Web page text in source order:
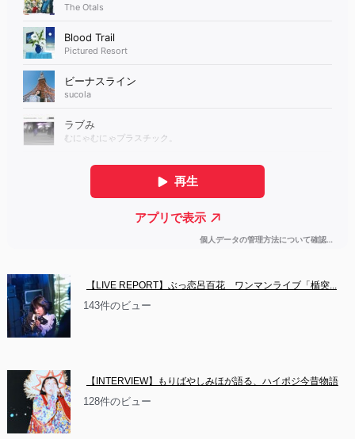
【LIVE REPORT】ぶっ恋呂百花　ワンマンライブ「楯突...
143件のビュー
【INTERVIEW】もりばやしみほが語る、ハイポジ今昔物語
128件のビュー